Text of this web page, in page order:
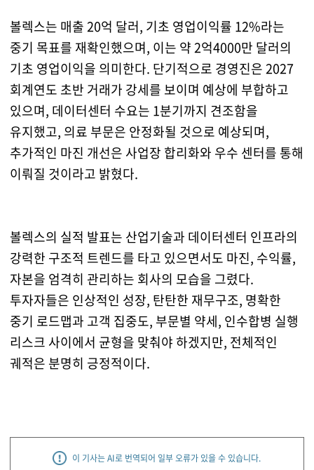
볼렉스는 매출 20억 달러, 기초 영업이익률 12%라는
중기 목표를 재확인했으며, 이는 약 2억4000만 달러의
기초 영업이익을 의미한다. 단기적으로 경영진은 2027
회계연도 초반 거래가 강세를 보이며 예상에 부합하고
있으며, 데이터센터 수요는 1분기까지 견조함을
유지했고, 의료 부문은 안정화될 것으로 예상되며,
추가적인 마진 개선은 사업장 합리화와 우수 센터를 통해
이뤄질 것이라고 밝혔다.
볼렉스의 실적 발표는 산업기술과 데이터센터 인프라의
강력한 구조적 트렌드를 타고 있으면서도 마진, 수익률,
자본을 엄격히 관리하는 회사의 모습을 그렸다.
투자자들은 인상적인 성장, 탄탄한 재무구조, 명확한
중기 로드맵과 고객 집중도, 부문별 약세, 인수합병 실행
리스크 사이에서 균형을 맞춰야 하겠지만, 전체적인
궤적은 분명히 긍정적이다.
이 기사는 AI로 번역되어 일부 오류가 있을 수 있습니다.